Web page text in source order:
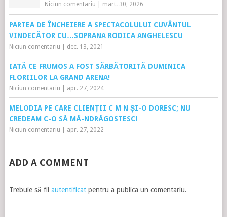
Niciun comentariu mart. 30, 2026
PARTEA DE ÎNCHEIERE A SPECTACOLULUI CUVÂNTUL
VINDECĂTOR CU…SOPRANA RODICA ANGHELESCU
Niciun comentariu dec. 13, 2021
IATĂ CE FRUMOS A FOST SĂRBĂTORITĂ DUMINICA
FLORIILOR LA GRAND ARENA!
Niciun comentariu apr. 27, 2024
MELODIA PE CARE CLIENȚII C M N ȘI-O DORESC; NU
CREDEAM C-O SĂ MĂ-NDRĂGOSTESC!
Niciun comentariu apr. 27, 2022
ADD A COMMENT
Trebuie să fii autentificatpentru a publica un comentariu.